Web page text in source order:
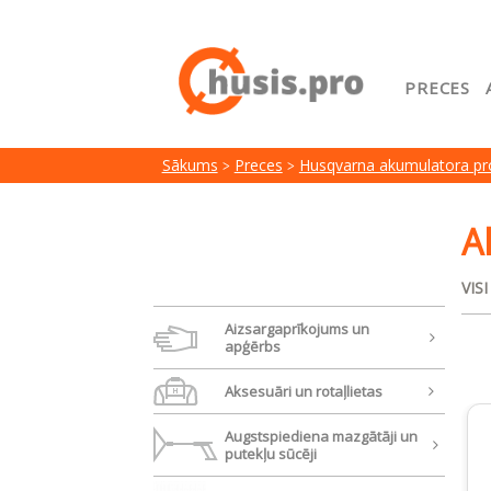
PRECES
Google
Serviss
Sākums Preces Husqvarna akumulatora
Aizsargaprīkojums un
apģērbs
Aksesuāri un rotaļlietas
Augstspiediena mazgātāji un
putekļu sūcēji